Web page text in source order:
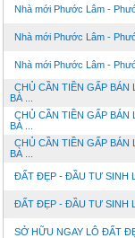
Nhà mới Phước Lâm -
Nhà mới Phước Lâm -
Nhà mới Phước Lâm -
CHỦ CẦN TIỀN GẤP
BÀ ...
CHỦ CẦN TIỀN GẤP
BÀ ...
CHỦ CẦN TIỀN GẤP
BÀ ...
ĐẤT ĐẸP - ĐẦU TƯ SINH
ĐẤT ĐẸP - ĐẦU TƯ SINH
SỞ HỮU NGAY LÔ ĐẤT